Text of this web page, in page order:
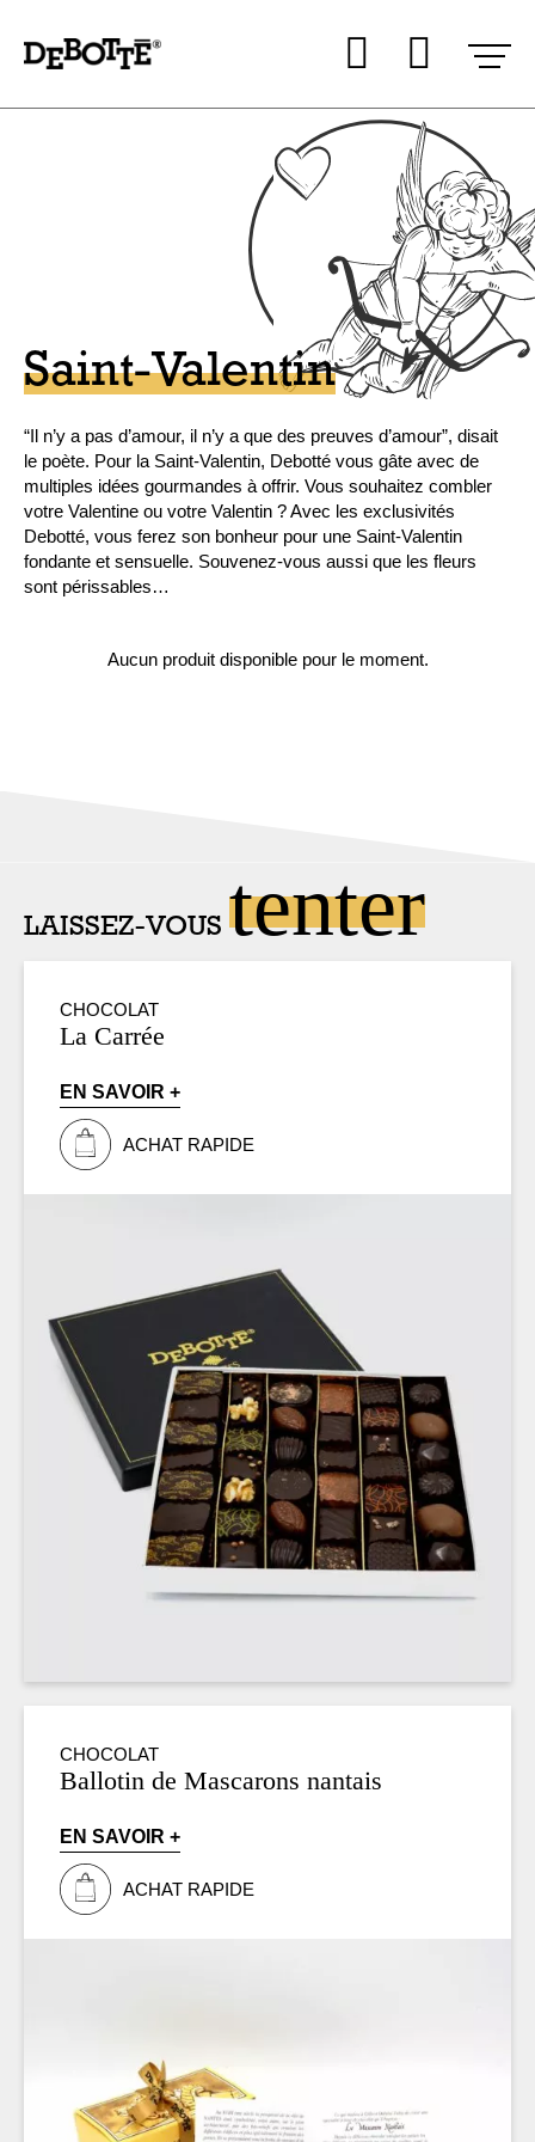
au
menu
contenu
Mon
Saint-Valentin
“Il n’y a pas d’amour, il n’y a que des preuves d’amour”, disait
le poète. Pour la Saint-Valentin, Debotté vous gâte avec de
multiples idées gourmandes à offrir. Vous souhaitez combler
votre Valentine ou votre Valentin ? Avec les exclusivités
Debotté, vous ferez son bonheur pour une Saint-Valentin
fondante et sensuelle. Souvenez-vous aussi que les fleurs
sont périssables…
Aucun produit disponible pour le moment.
LAISSEZ-VOUS tenter
CHOCOLAT
La Carrée
EN SAVOIR +
ACHAT RAPIDE
CHOCOLAT
Ballotin de Mascarons nantais
EN SAVOIR +
ACHAT RAPIDE